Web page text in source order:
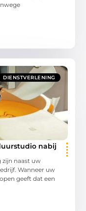
DIENSTVERLENING
nabij
zijn naast uw
Wanneer uw
geeft dat een